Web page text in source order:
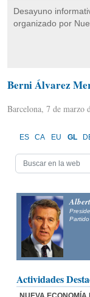
Desayuno
organizado por
Berni Álvarez
Barcelona, 7 de marzo
ES CA EU GL
Actividades